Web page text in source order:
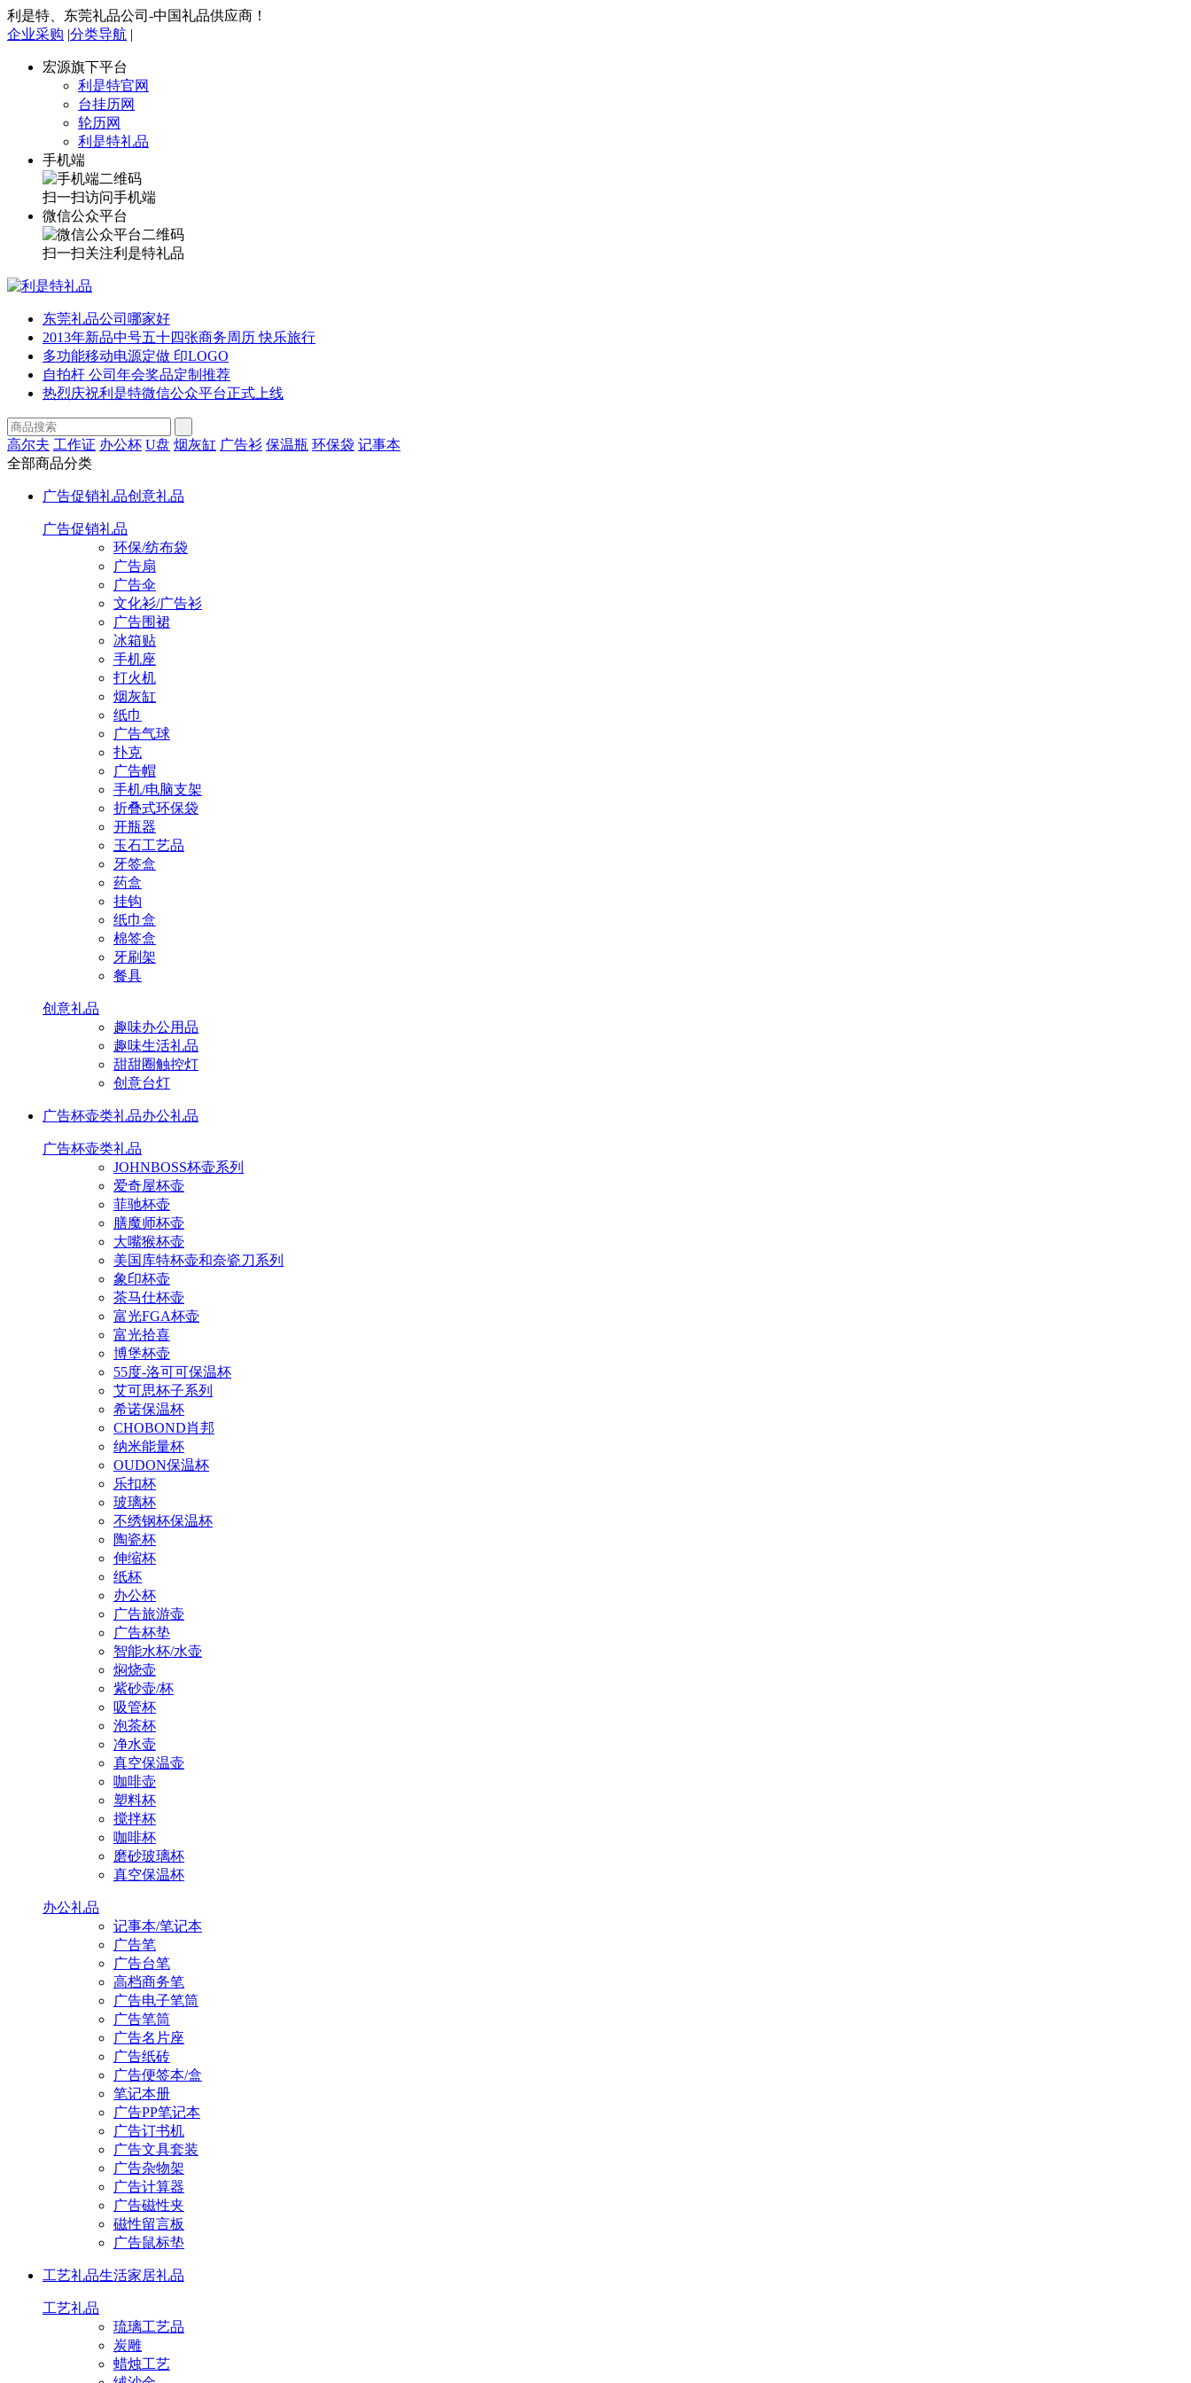
利是特、东莞礼品公司-中国礼品供应商！
企业采购 |分类导航 |
宏源旗下平台
利是特官网
台挂历网
轮历网
利是特礼品
手机端
扫一扫访问手机端
微信公众平台
扫一扫关注利是特礼品
东莞礼品公司哪家好
2013年新品中号五十四张商务周历 快乐旅行
多功能移动电源定做 印LOGO
自拍杆 公司年会奖品定制推荐
热烈庆祝利是特微信公众平台正式上线
高尔夫 工作证 办公杯 U盘 烟灰缸 广告衫 保温瓶 环保袋 记事本
全部商品分类
广告促销礼品创意礼品
广告促销礼品
环保/纺布袋
广告扇
广告伞
文化衫/广告衫
广告围裙
冰箱贴
手机座
打火机
烟灰缸
纸巾
广告气球
扑克
广告帽
手机/电脑支架
折叠式环保袋
开瓶器
玉石工艺品
牙签盒
药盒
挂钩
纸巾盒
棉签盒
牙刷架
餐具
创意礼品
趣味办公用品
趣味生活礼品
甜甜圈触控灯
创意台灯
广告杯壶类礼品办公礼品
广告杯壶类礼品
JOHNBOSS杯壶系列
爱奇屋杯壶
菲驰杯壶
膳魔师杯壶
大嘴猴杯壶
美国库特杯壶和奈瓷刀系列
象印杯壶
茶马仕杯壶
富光FGA杯壶
富光拾喜
博堡杯壶
55度-洛可可保温杯
艾可思杯子系列
希诺保温杯
CHOBOND肖邦
纳米能量杯
OUDON保温杯
乐扣杯
玻璃杯
不绣钢杯保温杯
陶瓷杯
伸缩杯
纸杯
办公杯
广告旅游壶
广告杯垫
智能水杯/水壶
焖烧壶
紫砂壶/杯
吸管杯
泡茶杯
净水壶
真空保温壶
咖啡壶
塑料杯
搅拌杯
咖啡杯
磨砂玻璃杯
真空保温杯
办公礼品
记事本/笔记本
广告笔
广告台笔
高档商务笔
广告电子笔筒
广告笔筒
广告名片座
广告纸砖
广告便签本/盒
笔记本册
广告PP笔记本
广告订书机
广告文具套装
广告杂物架
广告计算器
广告磁性夹
磁性留言板
广告鼠标垫
工艺礼品生活家居礼品
工艺礼品
琉璃工艺品
炭雕
蜡烛工艺